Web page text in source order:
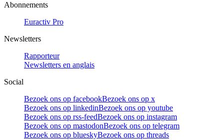
Abonnements
Euractiv Pro
Newsletters
Rapporteur
Newsletters en anglais
Social
Bezoek ons op facebookBezoek ons op x
Bezoek ons op linkedinBezoek ons op youtube
Bezoek ons op rss-feedBezoek ons op instagram
Bezoek ons op mastodonBezoek ons op telegram
Bezoek ons op blueskyBezoek ons op threads